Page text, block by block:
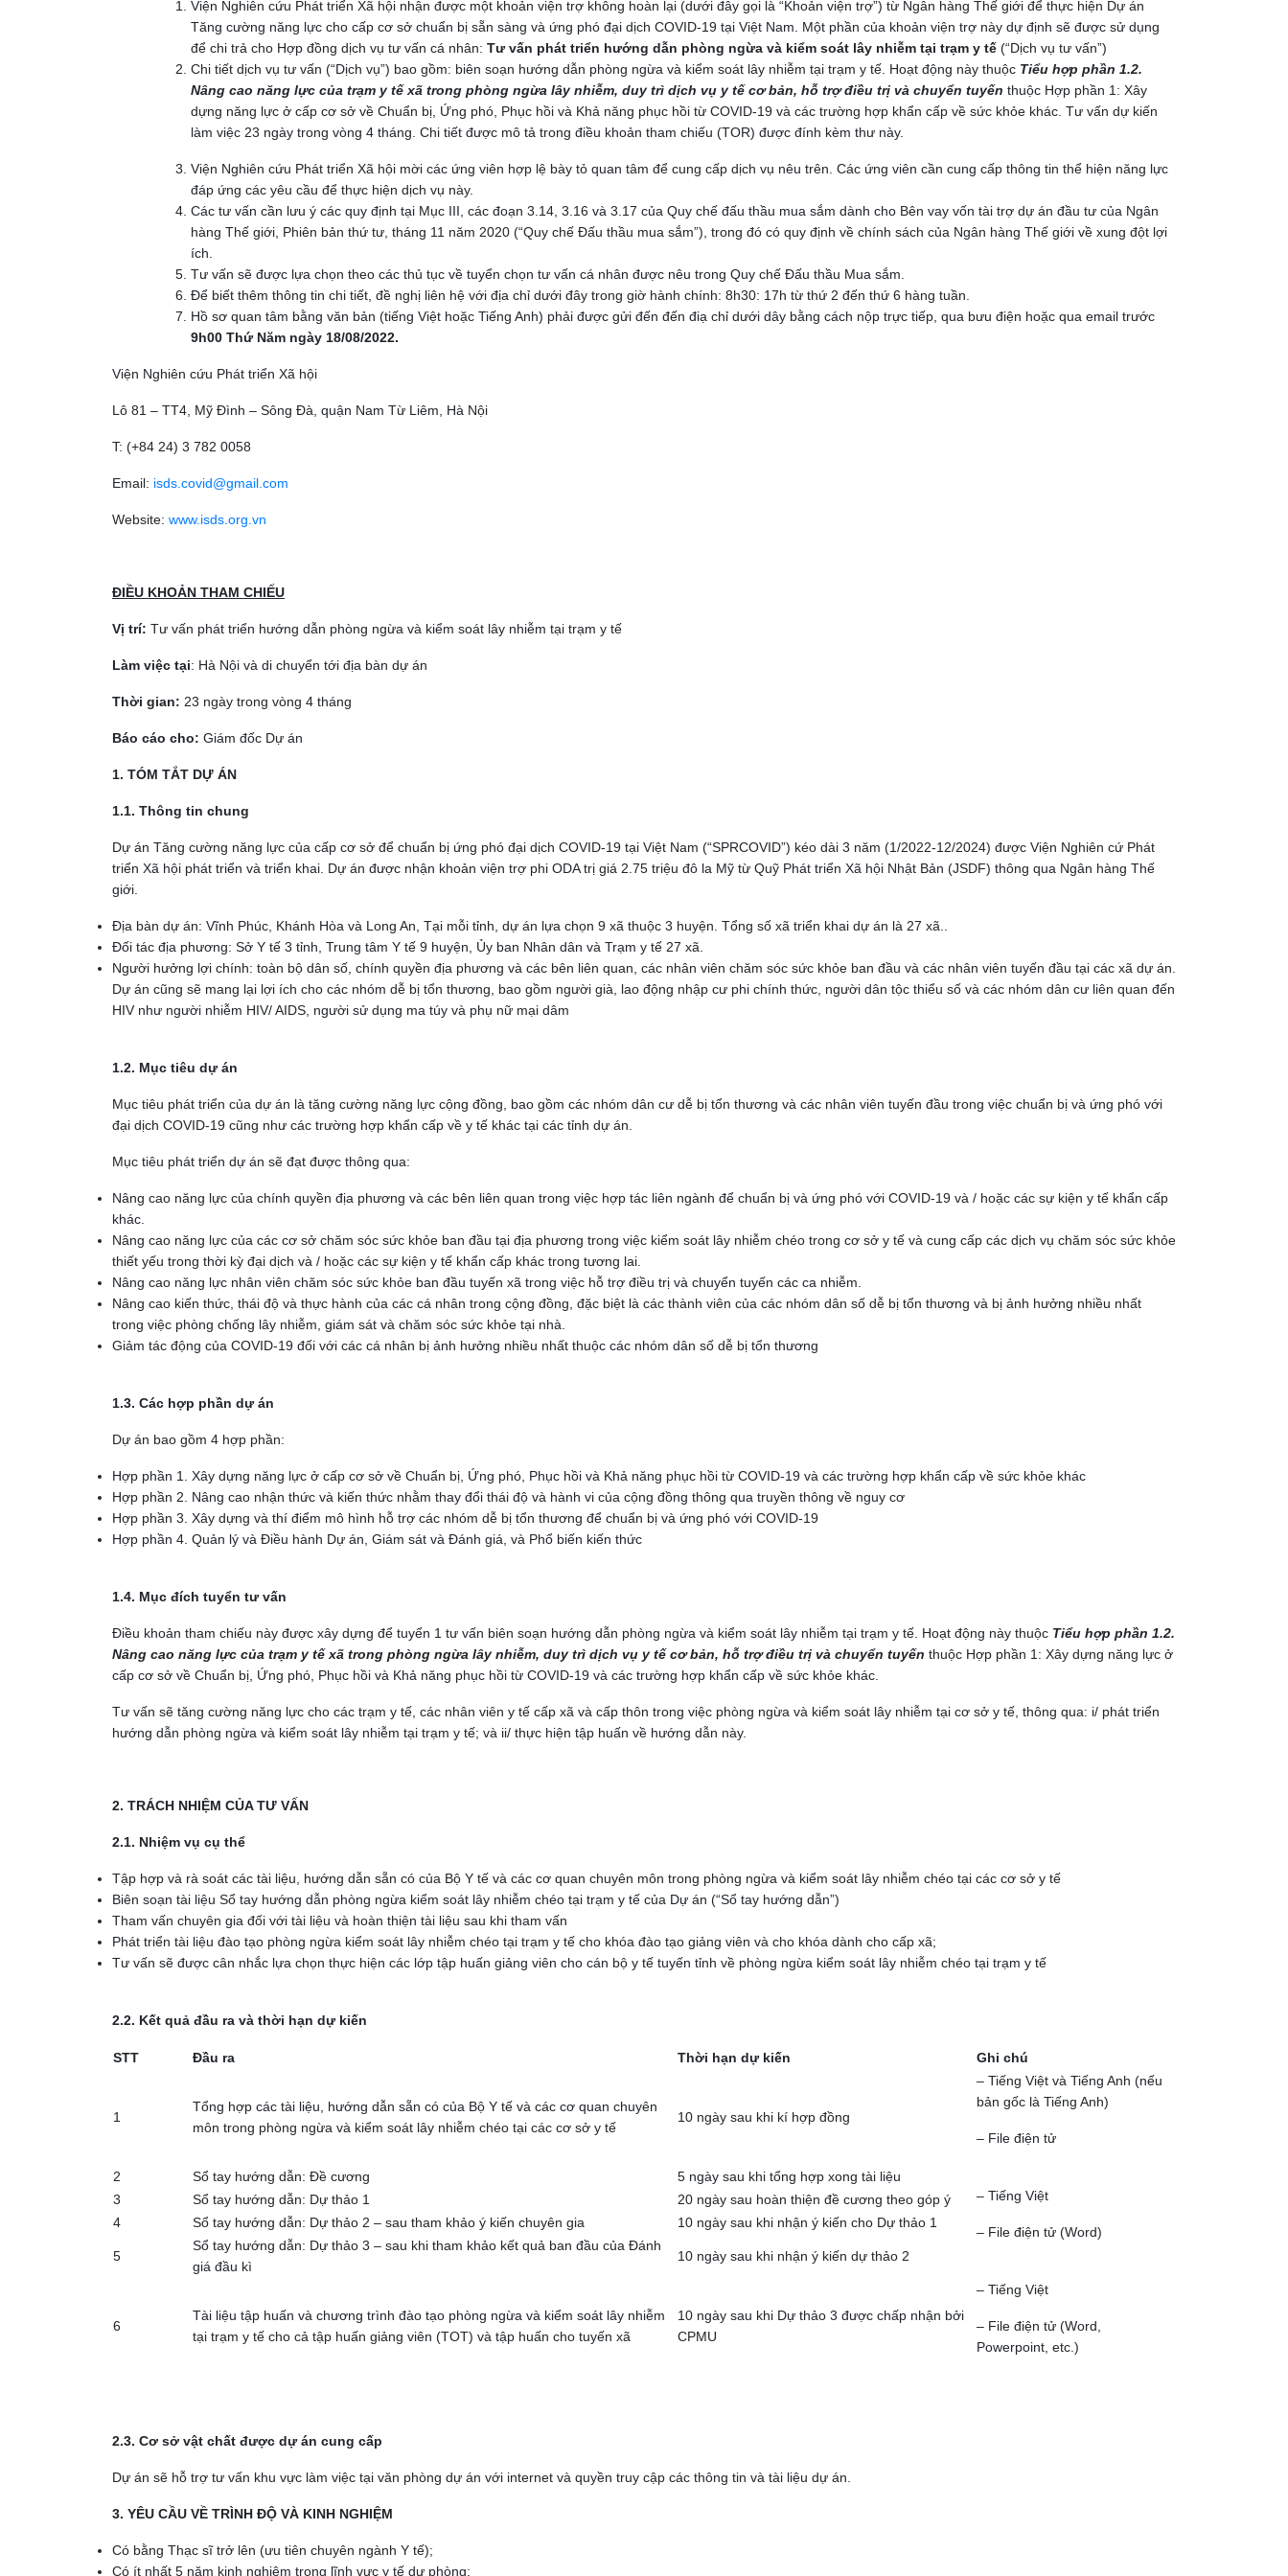
Viện Nghiên cứu Phát triển Xã hội nhận được một khoản viện trợ không hoàn lại (dưới đây gọi là “Khoản viện trợ”) từ Ngân hàng Thế giới để thực hiện Dự án
Tăng cường năng lực cho cấp cơ sở chuẩn bị sẵn sàng và ứng phó đại dịch COVID-19 tại Việt Nam. Một phần của khoản viện trợ này dự định sẽ được sử dụng
để chi trả cho Hợp đồng dịch vụ tư vấn cá nhân: Tư vấn phát triển hướng dẫn phòng ngừa và kiểm soát lây nhiễm tại trạm y tế (“Dịch vụ tư vấn”)
Chi tiết dịch vụ tư vấn (“Dịch vụ”) bao gồm: biên soạn hướng dẫn phòng ngừa và kiểm soát lây nhiễm tại trạm y tế. Hoạt động này thuộc Tiểu hợp phần 1.2.
Nâng cao năng lực của trạm y tế xã trong phòng ngừa lây nhiễm, duy trì dịch vụ y tế cơ bản, hỗ trợ điều trị và chuyển tuyến thuộc Hợp phần 1: Xây
dựng năng lực ở cấp cơ sở về Chuẩn bị, Ứng phó, Phục hồi và Khả năng phục hồi từ COVID-19 và các trường hợp khẩn cấp về sức khỏe khác. Tư vấn dự kiến
làm việc 23 ngày trong vòng 4 tháng. Chi tiết được mô tả trong điều khoản tham chiếu (TOR) được đính kèm thư này.
Viện Nghiên cứu Phát triển Xã hội mời các ứng viên hợp lệ bày tỏ quan tâm để cung cấp dịch vụ nêu trên. Các ứng viên cần cung cấp thông tin thể hiện năng lực
đáp ứng các yêu cầu để thực hiện dịch vụ này.
Các tư vấn cần lưu ý các quy định tại Mục III, các đoạn 3.14, 3.16 và 3.17 của Quy chế đấu thầu mua sắm dành cho Bên vay vốn tài trợ dự án đầu tư của Ngân
hàng Thế giới, Phiên bản thứ tư, tháng 11 năm 2020 (“Quy chế Đấu thầu mua sắm”), trong đó có quy định về chính sách của Ngân hàng Thế giới về xung đột lợi
ích.
Tư vấn sẽ được lựa chọn theo các thủ tục về tuyển chọn tư vấn cá nhân được nêu trong Quy chế Đấu thầu Mua sắm.
Để biết thêm thông tin chi tiết, đề nghị liên hệ với địa chỉ dưới đây trong giờ hành chính: 8h30: 17h từ thứ 2 đến thứ 6 hàng tuần.
Hồ sơ quan tâm bằng văn bản (tiếng Việt hoặc Tiếng Anh) phải được gửi đến đến điạ chỉ dưới dây bằng cách nộp trực tiếp, qua bưu điện hoặc qua email trước
9h00 Thứ Năm ngày 18/08/2022.
Viện Nghiên cứu Phát triển Xã hội
Lô 81 – TT4, Mỹ Đình – Sông Đà, quận Nam Từ Liêm, Hà Nội
T: (+84 24) 3 782 0058
Email: isds.covid@gmail.com
Website: www.isds.org.vn
ĐIỀU KHOẢN THAM CHIẾU
Vị trí: Tư vấn phát triển hướng dẫn phòng ngừa và kiểm soát lây nhiễm tại trạm y tế
Làm việc tại: Hà Nội và di chuyển tới địa bàn dự án
Thời gian: 23 ngày trong vòng 4 tháng
Báo cáo cho: Giám đốc Dự án
1. TÓM TẮT DỰ ÁN
1.1. Thông tin chung
Dự án Tăng cường năng lực của cấp cơ sở để chuẩn bị ứng phó đại dịch COVID-19 tại Việt Nam (“SPRCOVID”) kéo dài 3 năm (1/2022-12/2024) được Viện Nghiên cứ Phát
triển Xã hội phát triển và triển khai. Dự án được nhận khoản viện trợ phi ODA trị giá 2.75 triệu đô la Mỹ từ Quỹ Phát triển Xã hội Nhật Bản (JSDF) thông qua Ngân hàng Thế
giới.
Địa bàn dự án: Vĩnh Phúc, Khánh Hòa và Long An, Tại mỗi tỉnh, dự án lựa chọn 9 xã thuộc 3 huyện. Tổng số xã triển khai dự án là 27 xã..
Đối tác địa phương: Sở Y tế 3 tỉnh, Trung tâm Y tế 9 huyện, Ủy ban Nhân dân và Trạm y tế 27 xã.
Người hưởng lợi chính: toàn bộ dân số, chính quyền địa phương và các bên liên quan, các nhân viên chăm sóc sức khỏe ban đầu và các nhân viên tuyến đầu tại các xã dự án.
Dự án cũng sẽ mang lại lợi ích cho các nhóm dễ bị tổn thương, bao gồm người già, lao động nhập cư phi chính thức, người dân tộc thiểu số và các nhóm dân cư liên quan đến
HIV như người nhiễm HIV/ AIDS, người sử dụng ma túy và phụ nữ mại dâm
1.2. Mục tiêu dự án
Mục tiêu phát triển của dự án là tăng cường năng lực cộng đồng, bao gồm các nhóm dân cư dễ bị tổn thương và các nhân viên tuyến đầu trong việc chuẩn bị và ứng phó với
đại dịch COVID-19 cũng như các trường hợp khẩn cấp về y tế khác tại các tỉnh dự án.
Mục tiêu phát triển dự án sẽ đạt được thông qua:
Nâng cao năng lực của chính quyền địa phương và các bên liên quan trong việc hợp tác liên ngành để chuẩn bị và ứng phó với COVID-19 và / hoặc các sự kiện y tế khẩn cấp
khác.
Nâng cao năng lực của các cơ sở chăm sóc sức khỏe ban đầu tại địa phương trong việc kiểm soát lây nhiễm chéo trong cơ sở y tế và cung cấp các dịch vụ chăm sóc sức khỏe
thiết yếu trong thời kỳ đại dịch và / hoặc các sự kiện y tế khẩn cấp khác trong tương lai.
Nâng cao năng lực nhân viên chăm sóc sức khỏe ban đầu tuyến xã trong việc hỗ trợ điều trị và chuyển tuyến các ca nhiễm.
Nâng cao kiến ​​thức, thái độ và thực hành của các cá nhân trong cộng đồng, đặc biệt là các thành viên của các nhóm dân số dễ bị tổn thương và bị ảnh hưởng nhiều nhất
trong việc phòng chống lây nhiễm, giám sát và chăm sóc sức khỏe tại nhà.
Giảm tác động của COVID-19 đối với các cá nhân bị ảnh hưởng nhiều nhất thuộc các nhóm dân số dễ bị tổn thương
1.3. Các hợp phần dự án
Dự án bao gồm 4 hợp phần:
Hợp phần 1. Xây dựng năng lực ở cấp cơ sở về Chuẩn bị, Ứng phó, Phục hồi và Khả năng phục hồi từ COVID-19 và các trường hợp khẩn cấp về sức khỏe khác
Hợp phần 2. Nâng cao nhận thức và kiến thức nhằm thay đổi thái độ và hành vi của cộng đồng thông qua truyền thông về nguy cơ
Hợp phần 3. Xây dựng và thí điểm mô hình hỗ trợ các nhóm dễ bị tổn thương để chuẩn bị và ứng phó với COVID-19
Hợp phần 4. Quản lý và Điều hành Dự án, Giám sát và Đánh giá, và Phổ biến kiến thức
1.4. Mục đích tuyển tư vấn
Điều khoản tham chiếu này được xây dựng để tuyển 1 tư vấn biên soạn hướng dẫn phòng ngừa và kiểm soát lây nhiễm tại trạm y tế. Hoạt động này thuộc Tiểu hợp phần 1.2.
Nâng cao năng lực của trạm y tế xã trong phòng ngừa lây nhiễm, duy trì dịch vụ y tế cơ bản, hỗ trợ điều trị và chuyển tuyến thuộc Hợp phần 1: Xây dựng năng lực ở
cấp cơ sở về Chuẩn bị, Ứng phó, Phục hồi và Khả năng phục hồi từ COVID-19 và các trường hợp khẩn cấp về sức khỏe khác.
Tư vấn sẽ tăng cường năng lực cho các trạm y tế, các nhân viên y tế cấp xã và cấp thôn trong việc phòng ngừa và kiểm soát lây nhiễm tại cơ sở y tế, thông qua: i/ phát triển
hướng dẫn phòng ngừa và kiểm soát lây nhiễm tại trạm y tế; và ii/ thực hiện tập huấn về hướng dẫn này.
2. TRÁCH NHIỆM CỦA TƯ VẤN
2.1. Nhiệm vụ cụ thể
Tập hợp và rà soát các tài liệu, hướng dẫn sẵn có của Bộ Y tế và các cơ quan chuyên môn trong phòng ngừa và kiểm soát lây nhiễm chéo tại các cơ sở y tế
Biên soạn tài liệu Sổ tay hướng dẫn phòng ngừa kiểm soát lây nhiễm chéo tại trạm y tế của Dự án (“Sổ tay hướng dẫn”)
Tham vấn chuyên gia đối với tài liệu và hoàn thiện tài liệu sau khi tham vấn
Phát triển tài liệu đào tạo phòng ngừa kiểm soát lây nhiễm chéo tại trạm y tế cho khóa đào tạo giảng viên và cho khóa dành cho cấp xã;
Tư vấn sẽ được cân nhắc lựa chọn thực hiện các lớp tập huấn giảng viên cho cán bộ y tế tuyến tỉnh về phòng ngừa kiểm soát lây nhiễm chéo tại trạm y tế
2.2. Kết quả đầu ra và thời hạn dự kiến
STT Đầu ra Thời hạn dự kiến Ghi chú
1
Tổng hợp các tài liệu, hướng dẫn sẵn có của Bộ Y tế và các cơ quan chuyên
môn trong phòng ngừa và kiểm soát lây nhiễm chéo tại các cơ sở y tế
10 ngày sau khi kí hợp đồng
– Tiếng Việt và Tiếng Anh (nếu
bản gốc là Tiếng Anh)
– File điện tử
2 Sổ tay hướng dẫn: Đề cương
5 ngày sau khi tổng hợp xong tài liệu
– Tiếng Việt
– File điện tử (Word)
3 Sổ tay hướng dẫn: Dự thảo 1
20 ngày sau hoàn thiện đề cương theo góp ý
4
Sổ tay hướng dẫn: Dự thảo 2 – sau tham khảo ý kiến chuyên gia 10 ngày sau khi nhận ý kiến cho Dự thảo 1
5
Sổ tay hướng dẫn: Dự thảo 3 – sau khi tham khảo kết quả ban đầu của Đánh
giá đầu kì
10 ngày sau khi nhận ý kiến dự thảo 2
6
Tài liệu tập huấn và chương trình đào tạo phòng ngừa và kiểm soát lây nhiễm
tại trạm y tế cho cả tập huấn giảng viên (TOT) và tập huấn cho tuyến xã
10 ngày sau khi Dự thảo 3 được chấp nhận bởi
CPMU
– Tiếng Việt
– File điện tử (Word,
Powerpoint, etc.)
2.3. Cơ sở vật chất được dự án cung cấp
Dự án sẽ hỗ trợ tư vấn khu vực làm việc tại văn phòng dự án với internet và quyền truy cập các thông tin và tài liệu dự án.
3. YÊU CẦU VỀ TRÌNH ĐỘ VÀ KINH NGHIỆM
Có bằng Thạc sĩ trở lên (ưu tiên chuyên ngành Y tế);
Có ít nhất 5 năm kinh nghiệm trong lĩnh vực y tế dự phòng;